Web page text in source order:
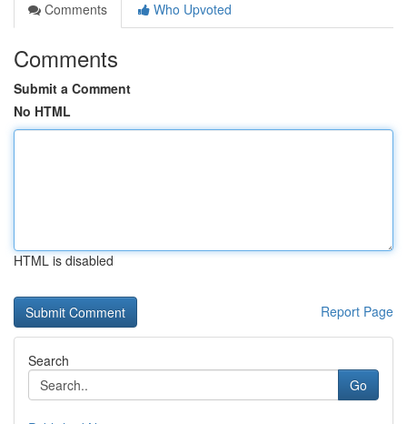
Comments
Who Upvoted
Comments
Submit a Comment
No HTML
HTML is disabled
Report Page
Search
Go